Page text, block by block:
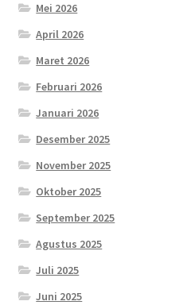
Mei 2026
April 2026
Maret 2026
Februari 2026
Januari 2026
Desember 2025
November 2025
Oktober 2025
September 2025
Agustus 2025
Juli 2025
Juni 2025